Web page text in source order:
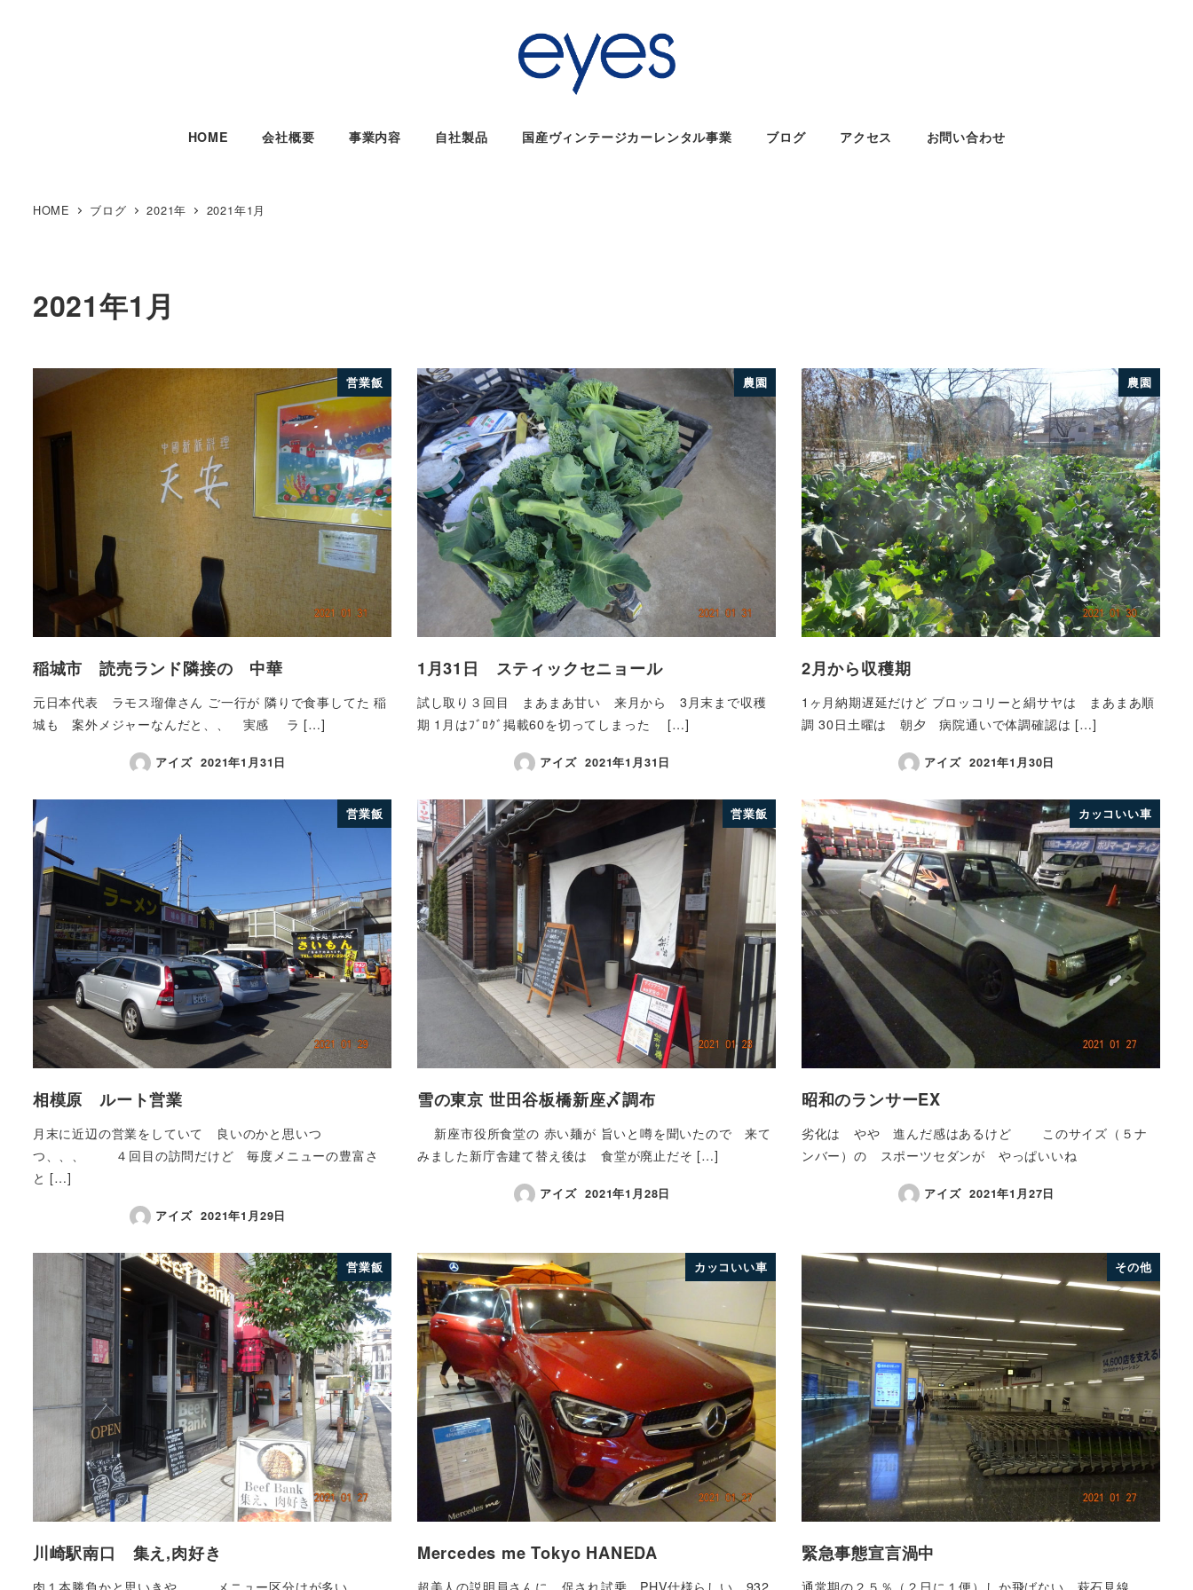
HOME 会社概要 事業内容 自社製品 国産ヴィンテージカーレンタル事業 ブログ アクセス お問い合わせ
HOME ブログ 2021年 2021年1月
2021年1月
営業飯
稲城市 読売ランド隣接の 中華
元日本代表 ラモス瑠偉さん ご一行が 隣りで食事してた 稲
城も 案外メジャーなんだと、、 実感 ラ […]
アイズ 2021年1月31日
農園
1月31日 スティックセニョール
試し取り３回目 まあまあ甘い 来月から 3月末まで収穫
期 1月はﾌﾞﾛｸﾞ掲載60を切ってしまった […]
アイズ 2021年1月31日
農園
2月から収穫期
1ヶ月納期遅延だけど ブロッコリーと絹サヤは まあまあ順
調 30日土曜は 朝夕 病院通いで体調確認は […]
アイズ 2021年1月30日
営業飯
相模原 ルート営業
月末に近辺の営業をしていて 良いのかと思いつ
つ、、、 ４回目の訪問だけど 毎度メニューの豊富さ
と […]
アイズ 2021年1月29日
営業飯
雪の東京 世田谷板橋新座〆調布
新座市役所食堂の 赤い麺が 旨いと噂を聞いたので 来て
みました新庁舎建て替え後は 食堂が廃止だそ […]
アイズ 2021年1月28日
カッコいい車
昭和のランサーEX
劣化は やや 進んだ感はあるけど このサイズ（５ナ
ンバー）の スポーツセダンが やっぱいいね
アイズ 2021年1月27日
営業飯
川崎駅南口 集え,肉好き
肉１本勝負かと思いきや、、 メニュー区分けが多い
カッコいい車
Mercedes me Tokyo HANEDA
超美人の説明員さんに 促され試乗 PHV仕様らしい 932
その他
緊急事態宣言渦中
通常期の２５％（２日に１便）しか飛ばない 萩石見線